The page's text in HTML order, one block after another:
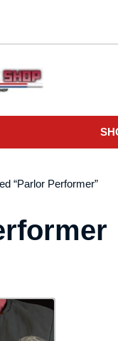
“Parlor Performer”